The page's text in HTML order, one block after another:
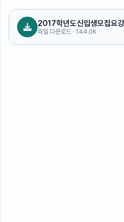
2017학년도신입생모집요
파일 다운로드 · 144.0K